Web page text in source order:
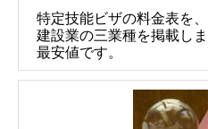
特定技能ビザの料金表を
建設業の三業種を掲載し
最安値です。